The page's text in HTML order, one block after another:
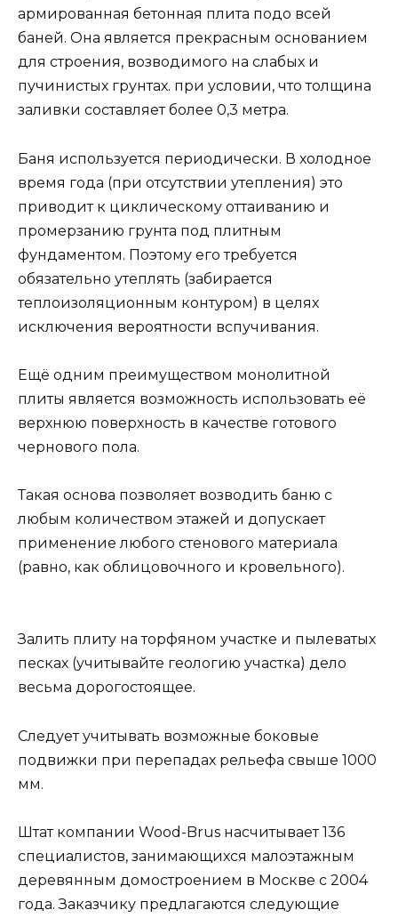
армированная бетонная плита подо всей
баней. Она является прекрасным основанием
для строения, возводимого на слабых и
пучинистых грунтах. при условии, что толщина
заливки составляет более 0,3 метра.
Баня используется периодически. В холодное
время года (при отсутствии утепления) это
приводит к циклическому оттаиванию и
промерзанию грунта под плитным
фундаментом. Поэтому его требуется
обязательно утеплять (забирается
теплоизоляционным контуром) в целях
исключения вероятности вспучивания.
Ещё одним преимуществом монолитной
плиты является возможность использовать её
верхнюю поверхность в качестве готового
чернового пола.
Такая основа позволяет возводить баню с
любым количеством этажей и допускает
применение любого стенового материала
(равно, как облицовочного и кровельного).
Залить плиту на торфяном участке и пылеватых
песках (учитывайте геологию участка) дело
весьма дорогостоящее.
Следует учитывать возможные боковые
подвижки при перепадах рельефа свыше 1000
мм.
Штат компании Wood-Brus насчитывает 136
специалистов, занимающихся малоэтажным
деревянным домостроением в Москве с 2004
года. Заказчику предлагаются следующие